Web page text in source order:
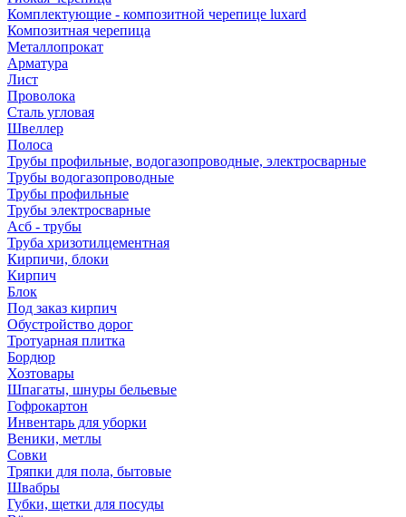
Комплектующие - композитной черепице luxard
Композитная черепица
Металлопрокат
Арматура
Лист
Проволока
Сталь угловая
Швеллер
Полоса
Трубы профильные, водогазопроводные, электросварные
Трубы водогазопроводные
Трубы профильные
Трубы электросварные
Асб - трубы
Труба хризотилцементная
Кирпичи, блоки
Кирпич
Блок
Под заказ кирпич
Обустройство дорог
Тротуарная плитка
Бордюр
Хозтовары
Шпагаты, шнуры бельевые
Гофрокартон
Инвентарь для уборки
Веники, метлы
Совки
Тряпки для пола, бытовые
Швабры
Губки, щетки для посуды